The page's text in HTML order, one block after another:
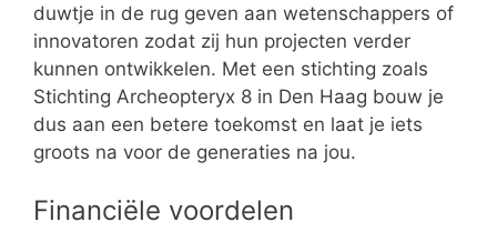
duwtje in de rug geven aan wetenschappers of
innovatoren zodat zij hun projecten verder
kunnen ontwikkelen. Met een stichting zoals
Stichting Archeopteryx 8 in Den Haag bouw je
dus aan een betere toekomst en laat je iets
groots na voor de generaties na jou.
Financiële voordelen